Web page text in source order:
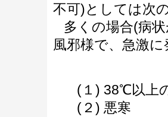
不可)としては次
多くの場合(病
風邪様で、急激
(１) 38℃以上
(２) 悪寒